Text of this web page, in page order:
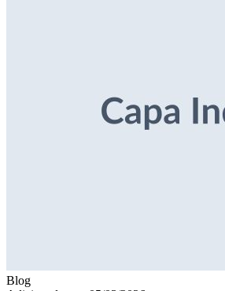
Blog